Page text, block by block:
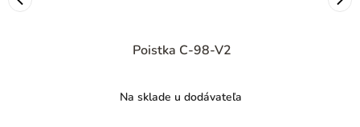
Poistka C-98-V2
Na sklade u dodávateľa